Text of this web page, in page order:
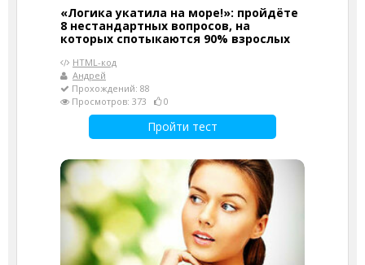
«Логика укатила на море!»: пройдёте
8 нестандартных вопросов, на
которых спотыкаются 90% взрослых
HTML-код
Андрей
Прохождений: 88
Просмотров: 373
0
Пройти тест